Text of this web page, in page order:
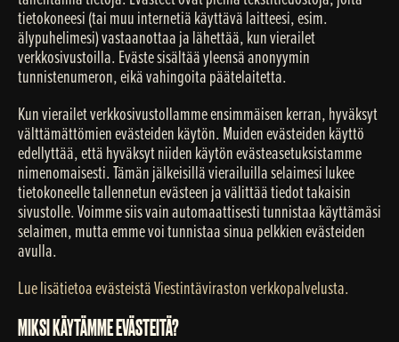
tietokoneesi (tai muu internetiä käyttävä laitteesi, esim.
älypuhelimesi) vastaanottaa ja lähettää, kun vierailet
verkkosivustoilla. Eväste sisältää yleensä anonyymin
tunnistenumeron, eikä vahingoita päätelaitetta.
Kun vierailet verkkosivustollamme ensimmäisen kerran, hyväksyt
välttämättömien evästeiden käytön. Muiden evästeiden käyttö
edellyttää, että hyväksyt niiden käytön evästeasetuksistamme
nimenomaisesti. Tämän jälkeisillä vierailuilla selaimesi lukee
tietokoneelle tallennetun evästeen ja välittää tiedot takaisin
sivustolle. Voimme siis vain automaattisesti tunnistaa käyttämäsi
selaimen, mutta emme voi tunnistaa sinua pelkkien evästeiden
avulla.
Lue lisätietoa evästeistä Viestintäviraston verkkopalvelusta.
MIKSI KÄYTÄMME EVÄSTEITÄ?